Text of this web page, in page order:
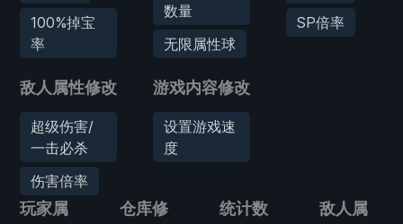
100%掉宝
率
敌人属性修改
超级伤害/
一击必杀
伤害倍率
数量
无限属性球
游戏内容修改
设置游戏速
度
SP倍率
玩家属
仓库修
统计数
敌人属